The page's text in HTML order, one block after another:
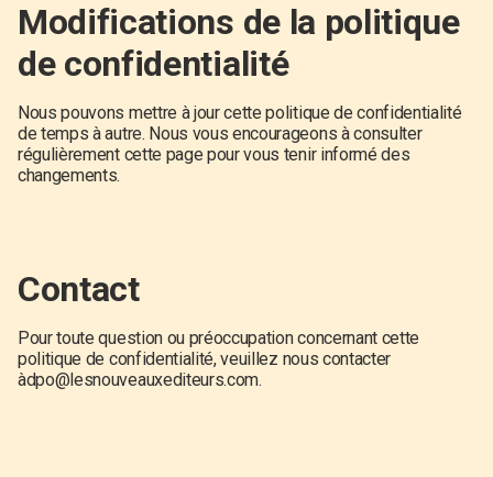
Modifications de la politique
de confidentialité
Nous pouvons mettre à jour cette politique de confidentialité
de temps à autre. Nous vous encourageons à consulter
régulièrement cette page pour vous tenir informé des
changements.
Contact
Pour toute question ou préoccupation concernant cette
politique de confidentialité, veuillez nous contacter
àdpo@lesnouveauxediteurs.com.